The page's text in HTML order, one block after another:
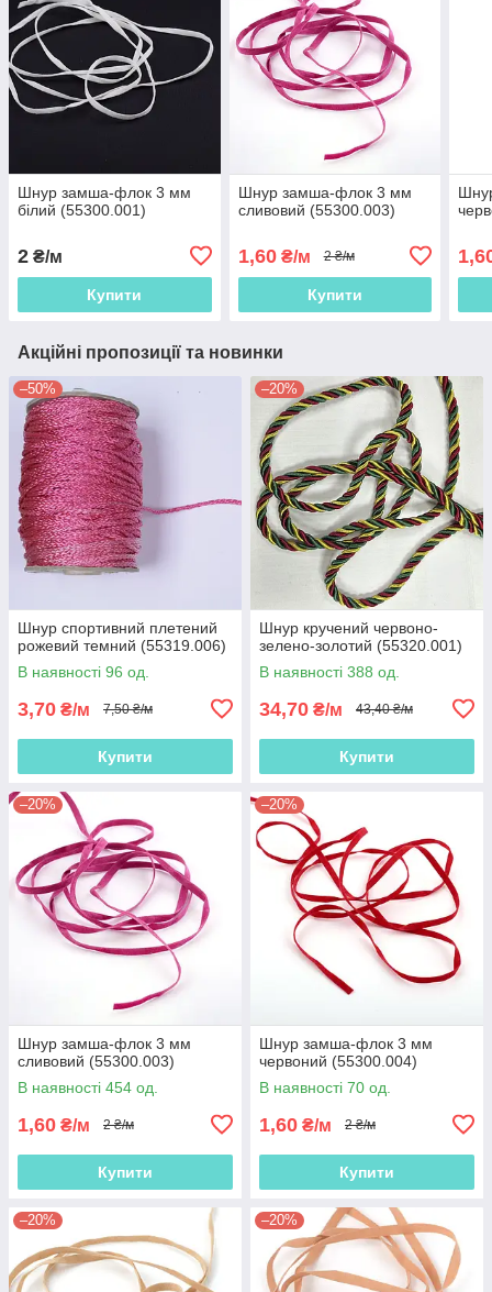
Шнур замша-флок 3 мм
білий (55300.001)
2 ₴/м
Купити
Шнур замша-флок 3 мм
сливовий (55300.003)
1,60₴/м 2 ₴/м
Купити
Акційні пропозиції та новинки
–50%
Шнур спортивний плетений
рожевий темний (55319.006)
В наявності 96 од.
3,70 ₴/м 7,50 ₴/м
Купити
–20%
Шнур кручений червоно-
зелено-золотий (55320.001)
В наявності 388 од.
34,70 ₴/м 43,40 ₴/м
Купити
–20%
Шнур замша-флок 3 мм
сливовий (55300.003)
В наявності 454 од.
1,60 ₴/м 2 ₴/м
Купити
–20%
Шнур замша-флок 3 мм
червоний (55300.004)
В наявності 70 од.
1,60 ₴/м 2 ₴/м
Купити
–20% –20%